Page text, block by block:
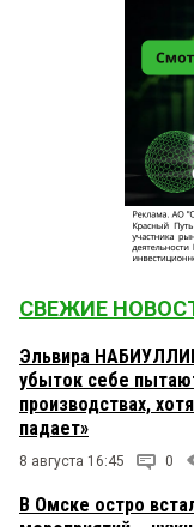
СВЕЖИЕ
Эльвира
убыток себе
производствах,
падает»
8 августа 16:45 0
В Омске остро